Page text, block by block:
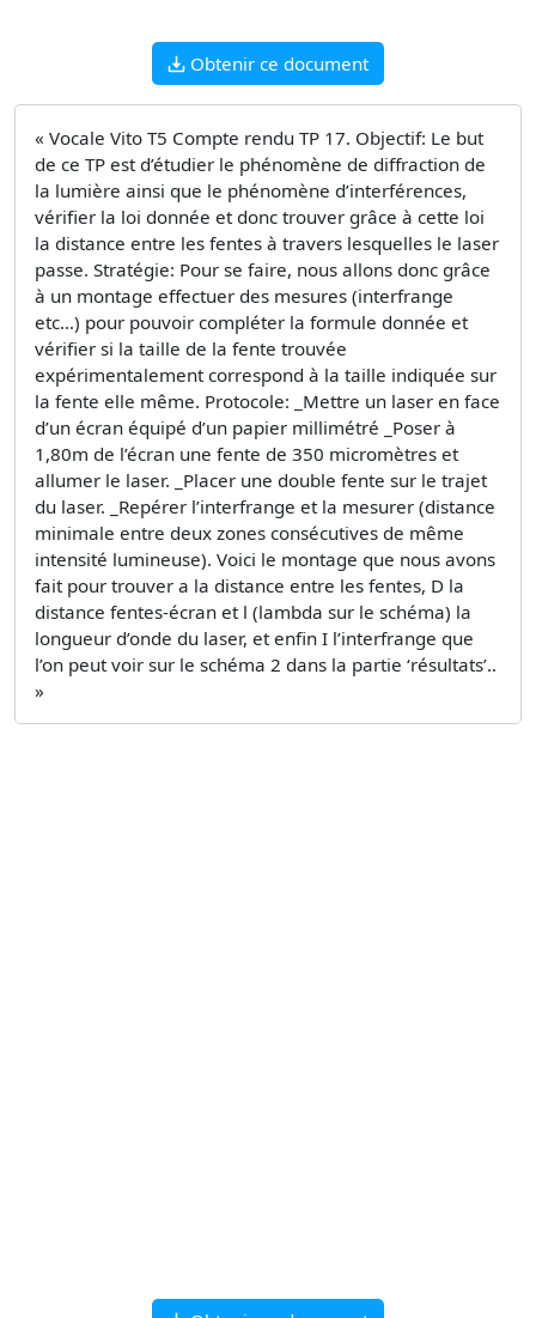
Obtenir ce document
« Vocale Vito T5 Compte rendu TP 17. Objectif: Le but
de ce TP est d’étudier le phénomène de diffraction de
la lumière ainsi que le phénomène d’interférences,
vérifier la loi donnée et donc trouver grâce à cette loi
la distance entre les fentes à travers lesquelles le laser
passe. Stratégie: Pour se faire, nous allons donc grâce
à un montage effectuer des mesures (interfrange
etc…) pour pouvoir compléter la formule donnée et
vérifier si la taille de la fente trouvée
expérimentalement correspond à la taille indiquée sur
la fente elle même. Protocole: _Mettre un laser en face
d’un écran équipé d’un papier millimétré _Poser à
1,80m de l’écran une fente de 350 micromètres et
allumer le laser. _Placer une double fente sur le trajet
du laser. _Repérer l’interfrange et la mesurer (distance
minimale entre deux zones consécutives de même
intensité lumineuse). Voici le montage que nous avons
fait pour trouver a la distance entre les fentes, D la
distance fentes-écran et l (lambda sur le schéma) la
longueur d’onde du laser, et enfin I l’interfrange que
l’on peut voir sur le schéma 2 dans la partie ‘résultats’..
»